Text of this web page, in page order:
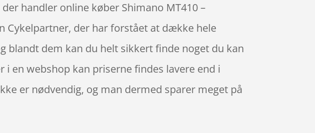
handler online køber Shimano MT410 –
Cykelpartner, der har forstået at dække hele
blandt dem kan du helt sikkert finde noget du kan
en webshop kan priserne findes lavere end i
er nødvendig, og man dermed sparer meget på